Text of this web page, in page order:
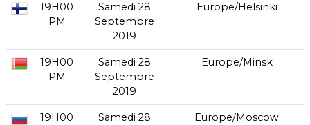
19H00
PM
Samedi 28
Septembre
2019
Europe/Helsinki
19H00
PM
Samedi 28
Septembre
2019
Europe/Minsk
19H00
Samedi 28
Europe/Moscow